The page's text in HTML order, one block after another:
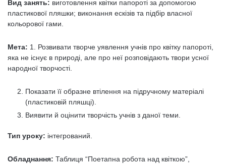
Вид занять: виготовлення квітки папороті за допомогою
пластикової пляшки; виконання ескізів та підбір власної
кольорової гами.
Мета: 1. Розвивати творче уявлення учнів про квітку папороті,
яка не існує в природі, але про неї розповідають твори усної
народної творчості.
Показати її образне втілення на підручному матеріалі
(пластиковій пляшці).
Виявити й оцінити творчість учнів з даної теми.
Тип уроку: інтегрований.
Обладнання: Таблиця “Поетапна робота над квіткою”,